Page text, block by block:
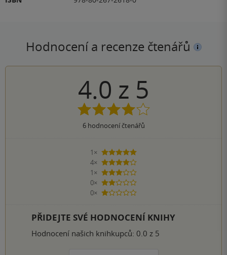
Hodnocení a recenze čtenářů
4.0 z 5
6hodnocení čtenářů
1×
5 hvězdiček
4×
4 hvězdičky
1×
3 hvězdičky
0×
2 hvězdičky
0×
1 hvezdička
PŘIDEJTE SVÉ HODNOCENÍ KNIHY
Hodnocení našich knihkupců: 0.0 z 5